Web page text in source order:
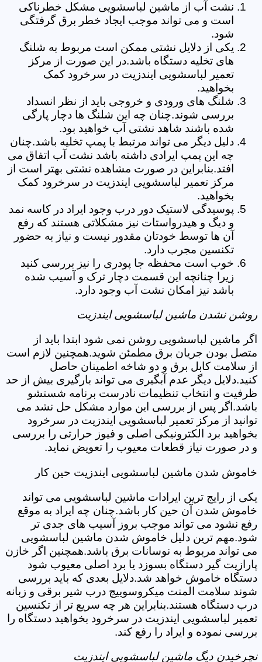
نشت آب از ماشین لباسشویی مشکل خطرناکی
است و می تواند موجب ایجاد خطر برق گرفتگی
شود.
یکی از دلایل نشتی ممکن است مربوط به شلنگ
های تخلیه دستگاه باشد.در این صورت از مرکز
تعمیر لباسشویی ایندزیت در سرخرود کمک
بخواهید.
شلنگ های ورودی و خروجی باید از نظر انسداد
بررسی شوند.چنان چه این شلنگ ها دچار پارگی
شده باشند شاهد نشتی آب خواهید بود.
دلیل دیگر می تواند مرتبط با پمپ تخلیه باشد.چنان
چه این پمپ ایرادی داشته باشد نشت آب اتفاق می
افتد.بنابراین در صورت مشاهده نشتی بهتر است از
مرکز تعمیر لباسشویی ایندزیت در سرخرود کمک
بخواهید.
پوسیدگی لاستیک دور درب وجود ایراد در کاسه نمد
و دیگ و هیدرواستات نیز مشکلاتی هستند که رفع
آن ها توسط خودتان مقدور نیست و نیاز به حضور
تکنسین مجرب دارد.
خوب است محفظه جا پودری را نیز بررسی کنید
زیرا چنانچه این قسمت دچار ترک و آسیب شده
باشد نیز امکان نشت آب وجود دارد.
روشن نشدن ماشین لباسشویی ایندزیت
اگر ماشین لباسشویی روشن نمی شود ابتدا باید از
متصل بودن جریان برق مطمئن شوید.همچنین لازم است
از سلامت کابل برق و دو شاخه اطمینان حاصل
کنید.دلایل دیگر عدم آبگیری می تواند بارگیری بیش از حد
ظرفیت و انتخاب تنظیمات نادرست برنامه شستشو
باشد.اگر پس از بررسی این موارد مشکل حل نشد می
توانید از مرکز تعمیر لباسشویی ایندزیت در سرخرود
بخواهید برد الکترونیکی اصلی و فیوز حرارتی را بررسی
و در صورت نیاز قطعات معیوب را تعویض نماید.
خاموش شدن ماشین لباسشویی ایندزیت حین کار
یکی از رایج ترین ایرادات ماشین لباسشویی می تواند
خاموش شدن آن حین کار باشد.چنان چه ایراد به موقع
رفع نشود می تواند موجب بروز آسیب های جدی تر
شود.مهم ترین دلیل خاموش شدن ماشین لباسشویی
می تواند مربوط به نوسانات برق باشد.همچنین اگر خازن
پارازیت گیر دستگاه بسوزد یا برد اصلی معیوب شود
دستگاه خاموش خواهد شد.دلایل بعدی که باید بررسی
شوند سلامت المنت میکروسوییچ درب شیر برقی و زبانه
درب دستگاه هستند.بنابراین هر چه سریع تر از تکنسین
تعمیر لباسشویی ایندزیت در سرخرود بخواهید دستگاه را
بررسی نموده و ایراد را رفع کند.
نچرخیدن دیگ ماشین لباسشویی ایندزیت